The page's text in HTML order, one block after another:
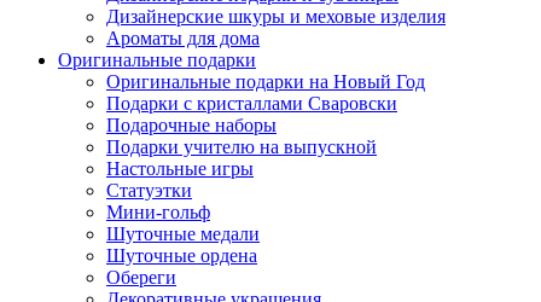
Дизайнерские шкуры и меховые изделия
Ароматы для дома
Оригинальные подарки
Оригинальные подарки на Новый Год
Подарки с кристаллами Сваровски
Подарочные наборы
Подарки учителю на выпускной
Настольные игры
Статуэтки
Мини-гольф
Шуточные медали
Шуточные ордена
Обереги